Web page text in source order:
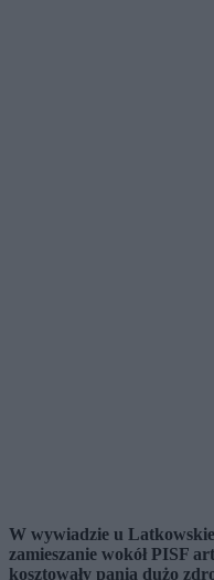
W wywiadzie u
zamieszanie wokół PISF
kosztowały panią dużo